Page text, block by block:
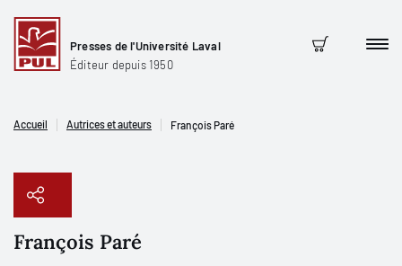
Presses de l'Université Laval
Éditeur depuis 1950
Panier
Accueil Autrices et auteurs François Paré
François Paré